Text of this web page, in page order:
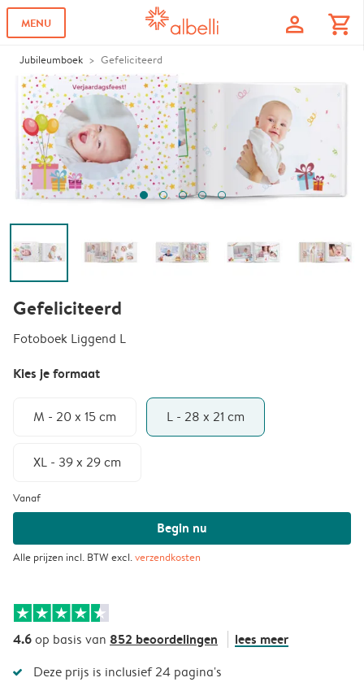
MENU profile shopping_cart
Jubileumboek Gefeliciteerd
Gefeliciteerd
Fotoboek Liggend L
Kies je formaat
M - 20 x 15 cm L - 28 x 21 cm
XL - 39 x 29 cm
Vanaf
Begin nu
Alle prijzen incl. BTW excl.verzendkosten
4.6op basis van 852 beoordelingen lees meer
Deze prijs is inclusief 24 pagina's